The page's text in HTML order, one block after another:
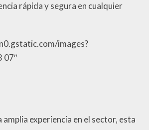
rápida y segura en cualquier
images?
07″
experiencia en el sector, esta